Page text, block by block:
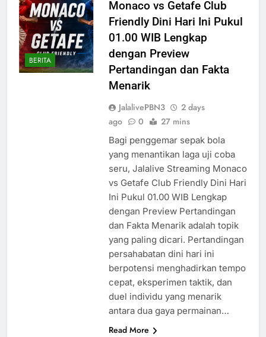
BERITA
Monaco vs Getafe Club
Friendly Dini Hari Ini Pukul
01.00 WIB Lengkap
dengan Preview
Pertandingan dan Fakta
Menarik
JalalivePBN3
2 days
ago
0 27 mins
Bagi penggemar sepak bola
yang menantikan laga uji coba
seru, Jalalive Streaming Monaco
vs Getafe Club Friendly Dini Hari
Ini Pukul 01.00 WIB Lengkap
dengan Preview Pertandingan
dan Fakta Menarik adalah topik
yang paling dicari. Pertandingan
persahabatan dini hari ini
berpotensi menghadirkan tempo
cepat, eksperimen taktik, dan
duel individu yang menarik
antara dua gaya permainan…
Read More